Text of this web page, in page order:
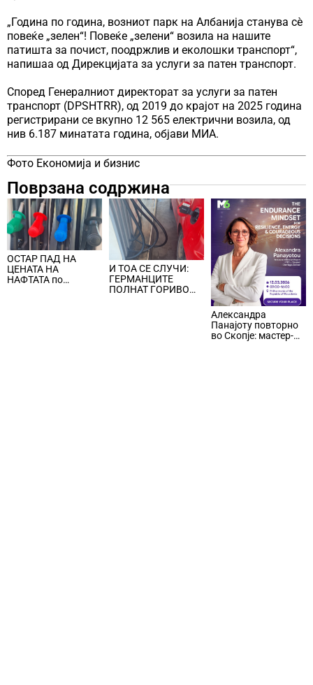
„Година по година, возниот парк на Албанија станува сè
повеќе „зелен“! Повеќе „зелени“ возила на нашите
патишта за почист, поодржлив и еколошки транспорт“,
напишаа од Дирекцијата за услуги за патен транспорт.
Според Генералниот директорат за услуги за патен
транспорт (DPSHTRR), од 2019 до крајот на 2025 година
регистрирани се вкупно 12 565 електрични возила, од
нив 6.187 минатата година, објави МИА.
Фото Економија и бизнис
Поврзана содржина
ОСТАР ПАД НА
ЦЕНАТА НА
НАФТАТА по
И ТОА СЕ СЛУЧИ:
ГЕРМАНЦИТЕ
ПОЛНАТ ГОРИВО
Александра
Панајоту повторно
во Скопје: мастер-